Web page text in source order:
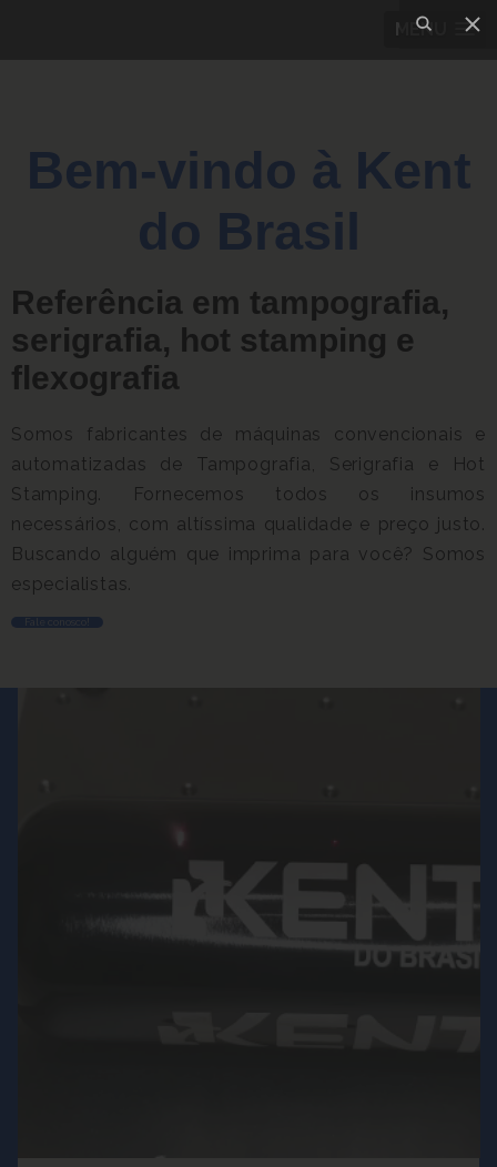
MENU
Bem-vindo à Kent
do Brasil
Referência em tampografia,
serigrafia, hot stamping e
flexografia
Somos fabricantes de máquinas convencionais e
automatizadas de Tampografia, Serigrafia e Hot
Stamping. Fornecemos todos os insumos
necessários, com altíssima qualidade e preço justo.
Buscando alguém que imprima para você? Somos
especialistas.
Fale conosco!